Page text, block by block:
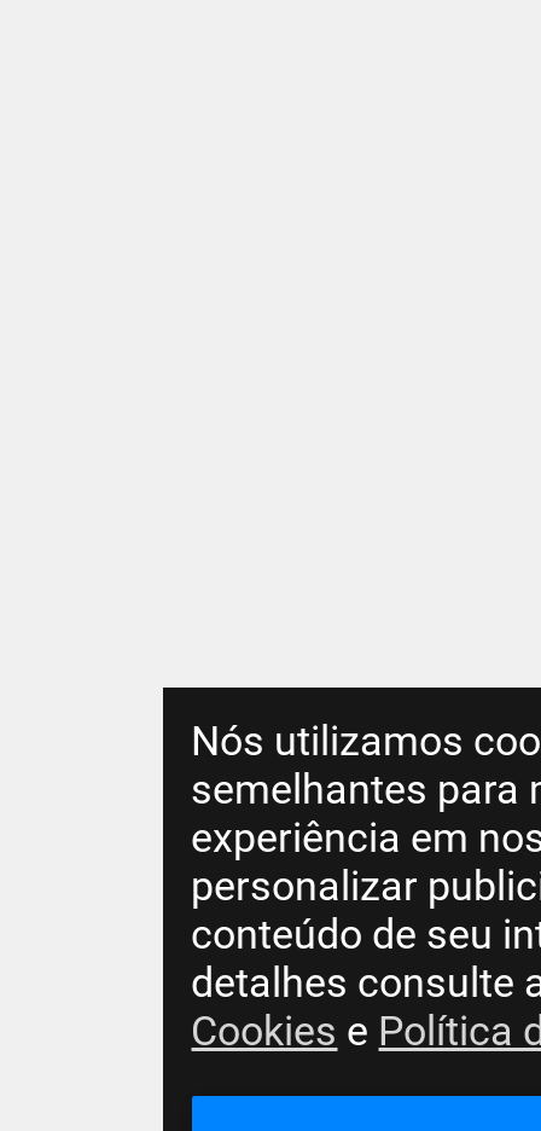
Nós utilizamos
semelhantes para
experiência em
personalizar
conteúdo de seu
detalhes consulte
Cookies e Política